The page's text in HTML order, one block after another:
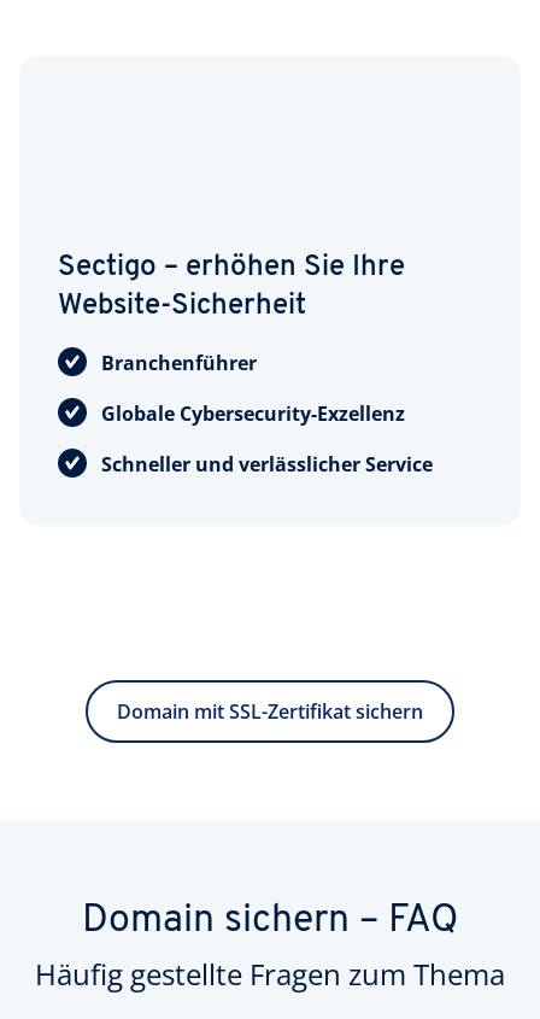
Sectigo – erhöhen Sie Ihre
Website-Sicherheit
Branchenführer
Globale Cybersecurity-Exzellenz
Schneller und verlässlicher Service
Domain mit SSL-Zertifikat sichern
Domain sichern – FAQ
Häufig gestellte Fragen zum Thema